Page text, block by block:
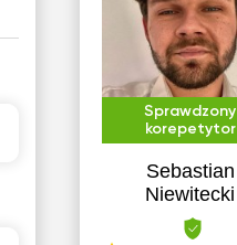
Sprawdzony
korepetytor
Sebastian
Niewitecki